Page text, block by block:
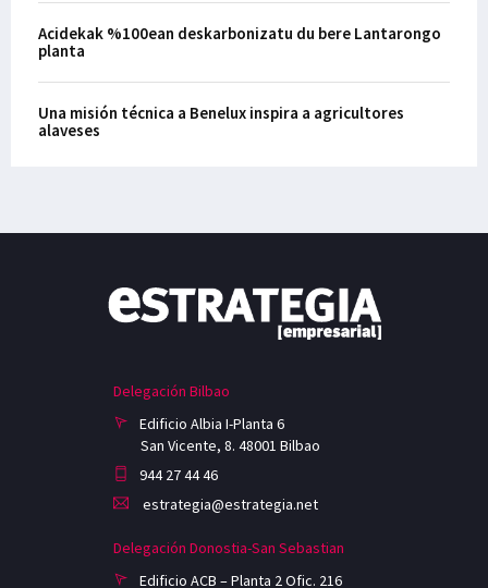
Acidekak %100ean deskarbonizatu du bere Lantarongo
planta
Una misión técnica a Benelux inspira a agricultores
alaveses
Delegación Bilbao
Edificio Albia I-Planta 6
San Vicente, 8. 48001 Bilbao
944 27 44 46
estrategia@estrategia.net
Delegación Donostia-San Sebastian
Edificio ACB – Planta 2 Ofic. 216